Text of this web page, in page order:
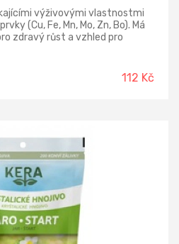
výživovými vlastnostmi
(Cu, Fe, Mn, Mo, Zn, Bo). Má
zdravý růst a vzhled pro
Ve vodě je z cela beze112 Kč